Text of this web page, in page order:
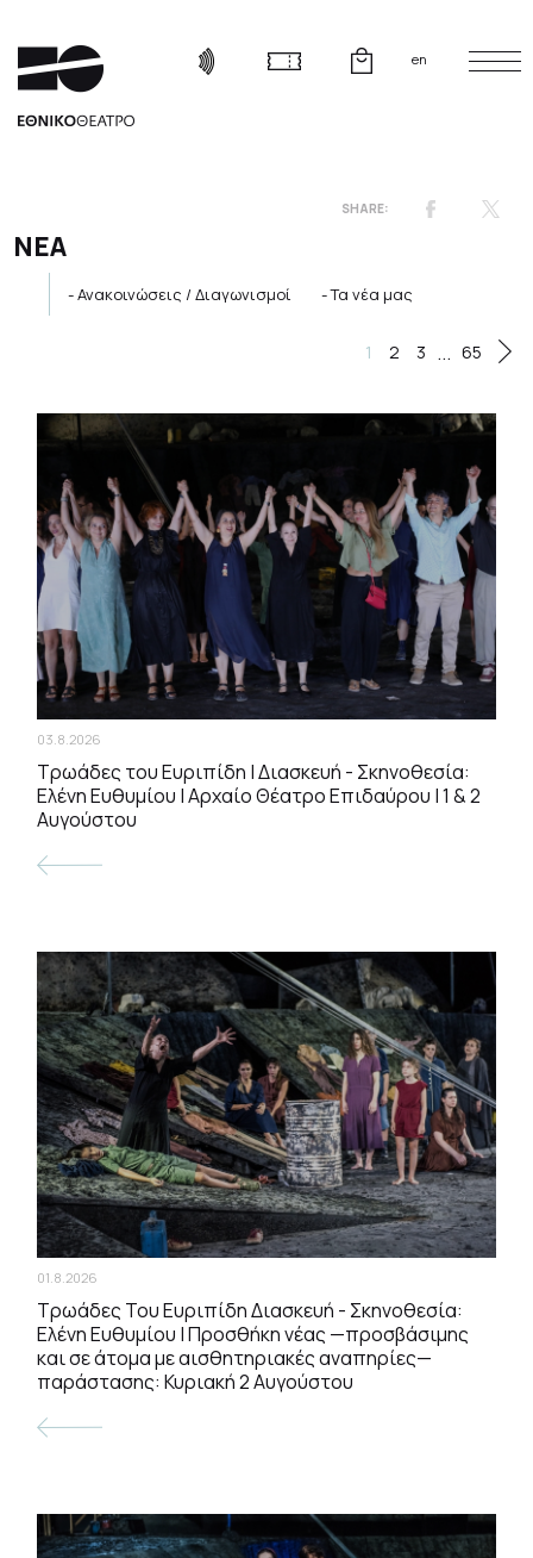
en
ΝΕΑ
Ανακοινώσεις / Διαγωνισμοί Τα νέα μας
1 2 3 ... 65
03.8.2026
Τρωάδες του Ευριπίδη | Διασκευή - Σκηνοθεσία:
Ελένη Ευθυμίου | Αρχαίο Θέατρο Επιδαύρου | 1 & 2
Αυγούστου
01.8.2026
Τρωάδες Του Ευριπίδη Διασκευή - Σκηνοθεσία:
Ελένη Ευθυμίου | Προσθήκη νέας —προσβάσιμης
και σε άτομα με αισθητηριακές αναπηρίες—
παράστασης: Κυριακή 2 Αυγούστου